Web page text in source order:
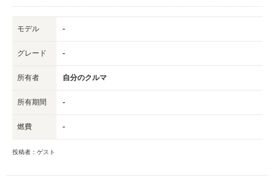
モデル -
グレード -
所有者 自分のクルマ
所有期間 -
燃費 -
投稿者：ゲスト